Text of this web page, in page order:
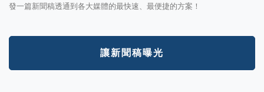
發一篇新聞稿透通到各大媒體的最快速、最便捷的方案！
讓新聞稿曝光